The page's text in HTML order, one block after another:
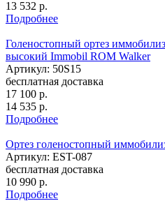
13 532 р.
Подробнее
Голеностопный ортез
высокий Immobil ROM Walker
Артикул: 50S15
бесплатная доставка
17 100 р.
14 535 р.
Подробнее
Ортез голеностопный
Артикул: EST-087
бесплатная доставка
10 990 р.
Подробнее